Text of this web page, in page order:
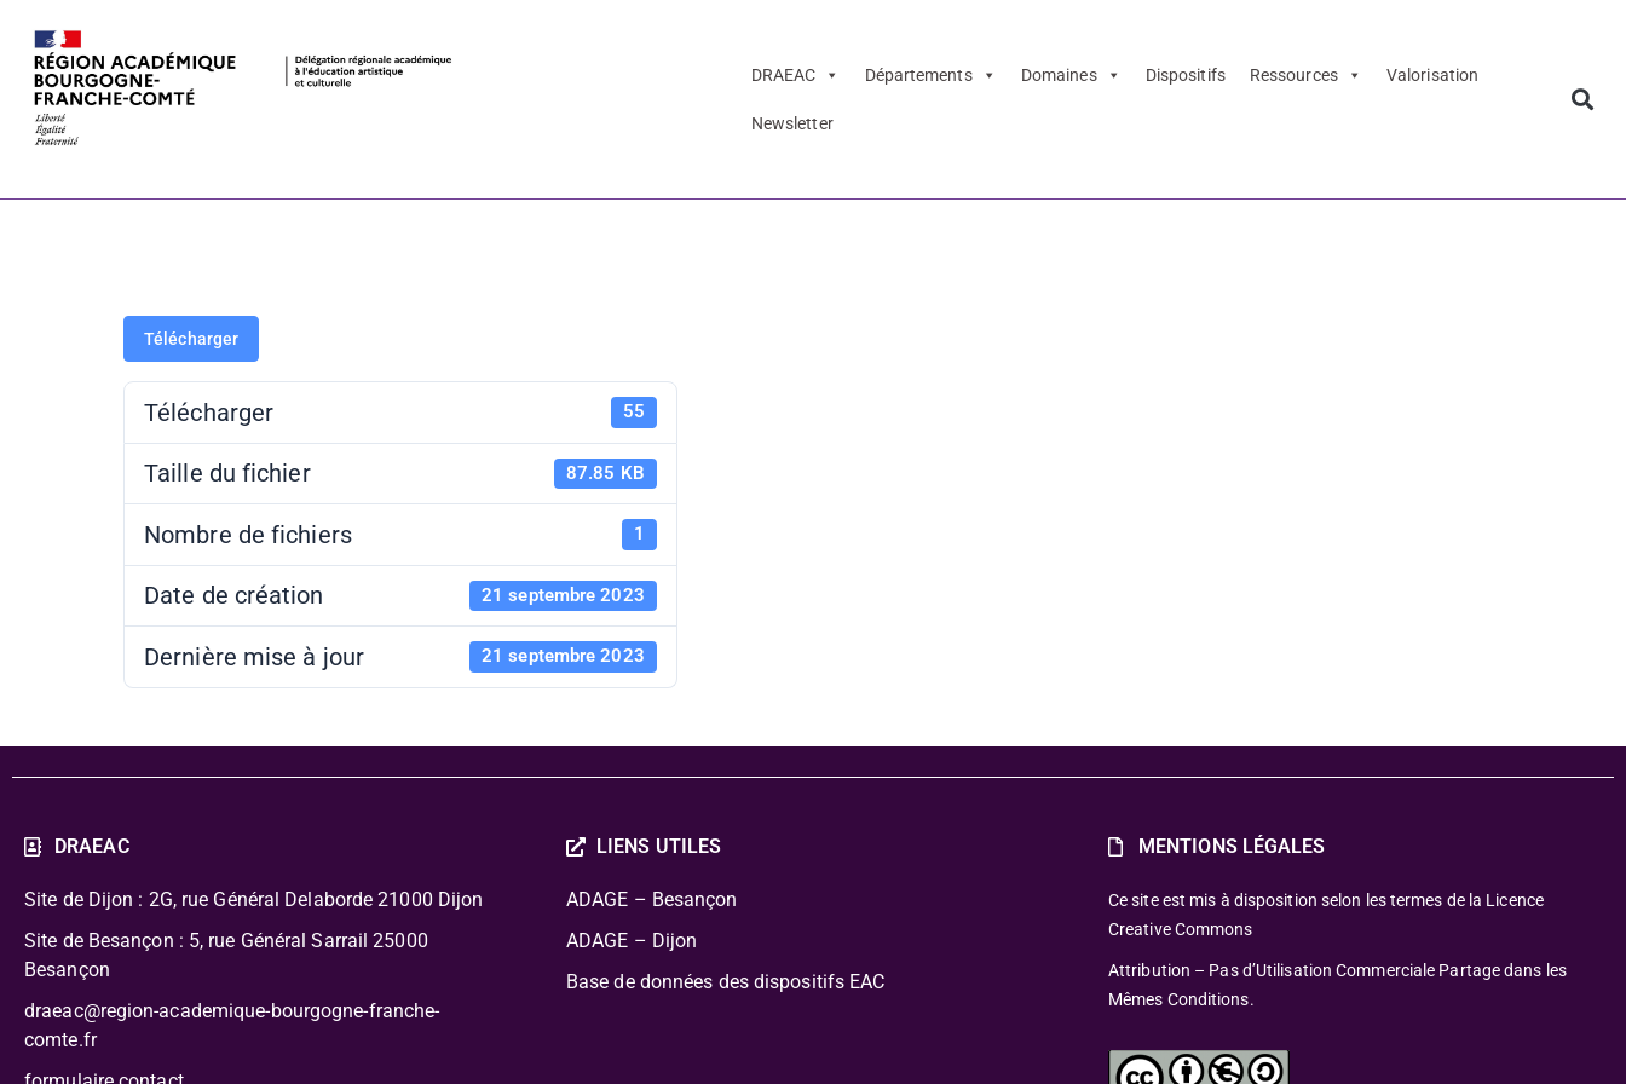
DRAEAC Départements Domaines Dispositifs Ressources Valorisation
Newsletter
Télécharger
Télécharger 55
Taille du fichier 87.85 KB
Nombre de fichiers 1
Date de création 21 septembre 2023
Dernière mise à jour 21 septembre 2023
DRAEAC
Site de Dijon : 2G, rue Général Delaborde 21000 Dijon
Site de Besançon : 5, rue Général Sarrail 25000
Besançon
draeac@region-academique-bourgogne-franche-
comte.fr
LIENS UTILES
ADAGE – Besançon
ADAGE – Dijon
Base de données des dispositifs EAC
MENTIONS LÉGALES
Ce site est mis à disposition selon les termes de la Licence
Creative Commons
Attribution – Pas d’Utilisation Commerciale Partage dans les
Mêmes Conditions.